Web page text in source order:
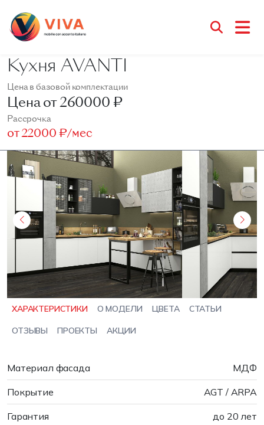
Кухня AVANTI
Цена в базовой комплектации
Цена от260000 ₽
Рассрочка
от22000 ₽/мес
ХАРАКТЕРИСТИКИ О МОДЕЛИ ЦВЕТА СТАТЬИ
ОТЗЫВЫ ПРОЕКТЫ АКЦИИ
Материал фасада МДФ
Покрытие AGT / ARPA
Гарантия до 20 лет